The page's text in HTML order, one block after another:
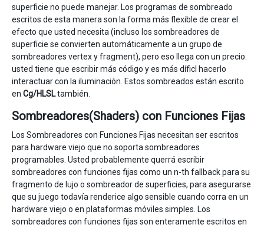
superficie no puede manejar. Los programas de sombreado
escritos de esta manera son la forma más flexible de crear el
efecto que usted necesita (incluso los sombreadores de
superficie se convierten automáticamente a un grupo de
sombreadores vertex y fragment), pero eso llega con un precio:
usted tiene que escribir más código y es más díficl hacerlo
interactuar con la iluminación. Estos sombreados están escrito
en Cg/HLSLtambién.
Sombreadores(Shaders) con Funciones Fijas
Los Sombreadores con Funciones Fijas necesitan ser escritos
para hardware viejo que no soporta sombreadores
programables. Usted probablemente querrá escribir
sombreadores con funciones fijas como un n-th fallback para su
fragmento de lujo o sombreador de superficies, para asegurarse
que su juego todavía renderice algo sensible cuando corra en un
hardware viejo o en plataformas móviles simples. Los
sombreadores con funciones fijas son enteramente escritos en